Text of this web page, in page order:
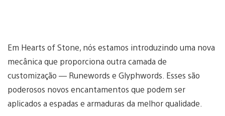
Em Hearts of Stone, nós estamos introduzindo uma nova
mecânica que proporciona outra camada de
customização — Runewords e Glyphwords. Esses são
poderosos novos encantamentos que podem ser
aplicados a espadas e armaduras da melhor qualidade.